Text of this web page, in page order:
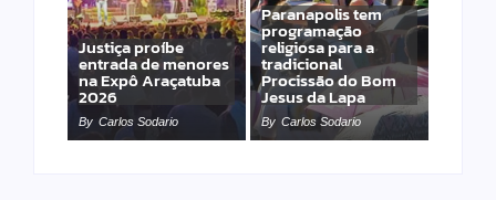
Justiça proíbe
entrada de menores
na Expô Araçatuba
2026
By Carlos Sodario
Paranapolis tem
programação
religiosa para a
tradicional
Procissão do Bom
Jesus da Lapa
By Carlos Sodario